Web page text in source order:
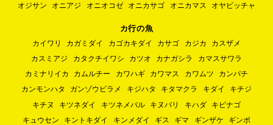
オジサン
オニアジ オニオコゼ オニカサゴ オニカマス オヤビッチャ
カ行の魚
カイワリ カガミダイ カゴカキダイ カサゴ カジカ
カスザメ
カスミアジ
カタクチイワシ カツオ カナガシラ
カマスサワラ
カミナリイカ
カムルチー カワハギ カワマス カワムツ
カンパチ
カンモンハタ
ガンゾウビラメ キジハタ キタマクラ キダイ
キチジ
キチヌ
キツネダイ キツネメバル キヌバリ キハダ
キビナゴ
キュウセン
キントキダイ キンメダイ ギス ギマ ギンザケ
ギンポ